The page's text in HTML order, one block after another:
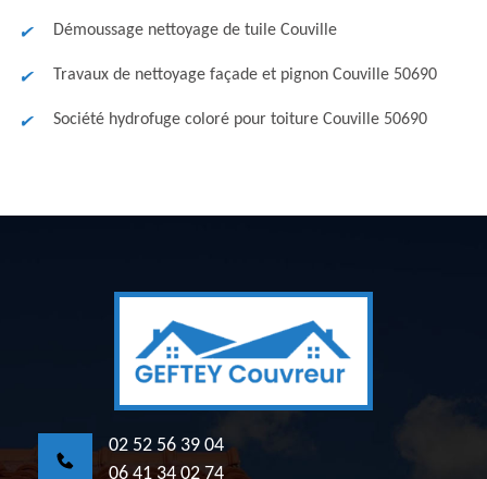
Démoussage nettoyage de tuile Couville
Travaux de nettoyage façade et pignon Couville 50690
Société hydrofuge coloré pour toiture Couville 50690
02 52 56 39 04
06 41 34 02 74